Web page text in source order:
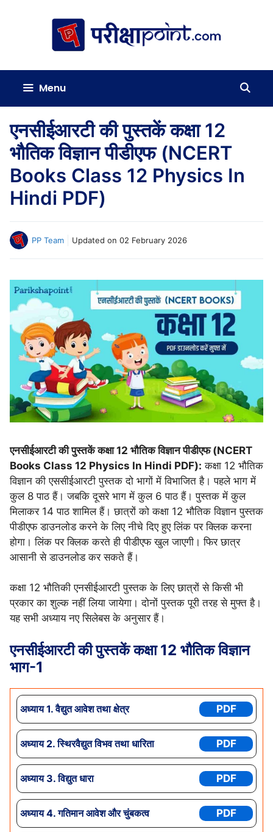
Menu
एनसीईआरटी की पुस्तकें कक्षा 12
भौतिक विज्ञान पीडीएफ (NCERT
Books Class 12 Physics In
Hindi PDF)
PP Team Updated on 02 February 2026
एनसीईआरटी की पुस्तकें कक्षा 12 भौतिक विज्ञान पीडीएफ (NCERT
Books Class 12 Physics In Hindi PDF): कक्षा 12 भौतिक
विज्ञान की एससीईआरटी पुस्तक दो भागों में विभाजित है। पहले भाग में
कुल 8 पाठ हैं। जबकि दूसरे भाग में कुल 6 पाठ हैं। पुस्तक में कुल
मिलाकर 14 पाठ शामिल हैं। छात्रों को कक्षा 12 भौतिक विज्ञान पुस्तक
पीडीएफ डाउनलोड करने के लिए नीचे दिए हुए लिंक पर क्लिक करना
होगा। लिंक पर क्लिक करते ही पीडीएफ खुल जाएगी। फिर छात्र
आसानी से डाउनलोड कर सकते हैं।
कक्षा 12 भौतिकी एनसीईआरटी पुस्तक के लिए छात्रों से किसी भी
प्रकार का शुल्क नहीं लिया जायेगा। दोनों पुस्तक पूरी तरह से मुफ्त है।
यह सभी अध्याय नए सिलेबस के अनुसार हैं।
एनसीईआरटी की पुस्तकें कक्षा 12 भौतिक विज्ञान
भाग-1
अध्याय 1. वैद्युत आवेश तथा क्षेत्र PDF
अध्याय 2. स्थिरवैद्युत विभव तथा धारिता PDF
अध्याय3. विद्युत धारा PDF
अध्याय4. गतिमान आवेश और चुंबकत्व PDF